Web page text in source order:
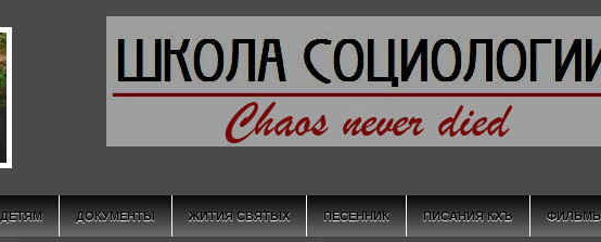
ДЕТЯМ ДОКУМЕНТЫ ЖИТИЯ СВЯТЫХ ПЕСЕННИК ПИСАНИЯ КХЪ